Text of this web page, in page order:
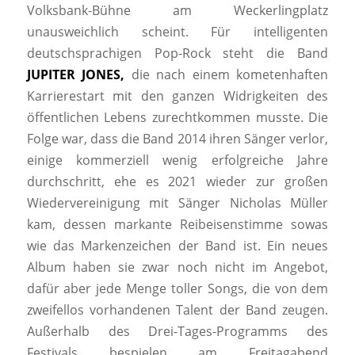
Volksbank-Bühne am Weckerlingplatz
unausweichlich scheint. Für intelligenten
deutschsprachigen Pop-Rock steht die Band
JUPITER JONES, die nach einem kometenhaften
Karrierestart mit den ganzen Widrigkeiten des
öffentlichen Lebens zurechtkommen musste. Die
Folge war, dass die Band 2014 ihren Sänger verlor,
einige kommerziell wenig erfolgreiche Jahre
durchschritt, ehe es 2021 wieder zur großen
Wiedervereinigung mit Sänger Nicholas Müller
kam, dessen markante Reibeisenstimme sowas
wie das Markenzeichen der Band ist. Ein neues
Album haben sie zwar noch nicht im Angebot,
dafür aber jede Menge toller Songs, die von dem
zweifellos vorhandenen Talent der Band zeugen.
Außerhalb des Drei-Tages-Programms des